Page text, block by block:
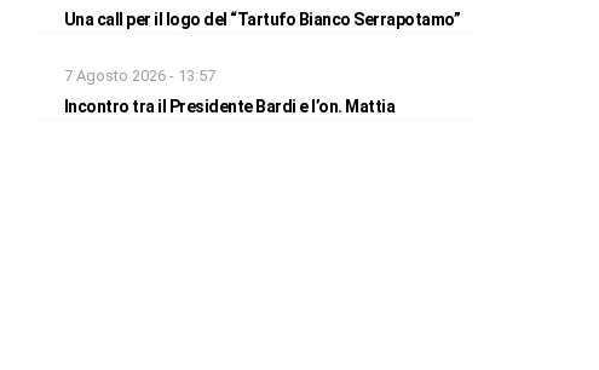
Una call per il logo del “Tartufo Bianco Serrapotamo”
7 Agosto 2026 - 13:57
Incontro tra il Presidente Bardi e l’on. Mattia